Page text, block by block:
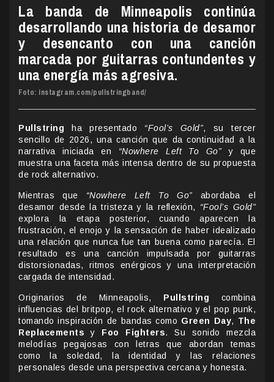
La banda de Minneapolis continúa
desarrollando una historia de desamor
y desencanto con una canción
marcada por guitarras contundentes y
una energía más agresiva.
Foto: instagram.com/pullstringband/
Pullstring ha presentado “Fool’s Gold”, su tercer
sencillo de 2026, una canción que da continuidad a la
narrativa iniciada en “Nowhere Left To Go” y que
muestra una faceta más intensa dentro de su propuesta
de rock alternativo.
Mientras que “Nowhere Left To Go” abordaba el
desamor desde la tristeza y la reflexión, “Fool’s Gold”
explora la etapa posterior, cuando aparecen la
frustración, el enojo y la sensación de haber idealizado
una relación que nunca fue tan buena como parecía. El
resultado es una canción impulsada por guitarras
distorsionadas, ritmos enérgicos y una interpretación
cargada de intensidad.
Originarios de Minneapolis, Pullstring combina
influencias del britpop, el rock alternativo y el pop punk,
tomando inspiración de bandas como Green Day, The
Replacements y Foo Fighters. Su sonido mezcla
melodías pegajosas con letras que abordan temas
como la soledad, la identidad y las relaciones
personales desde una perspectiva cercana y honesta.